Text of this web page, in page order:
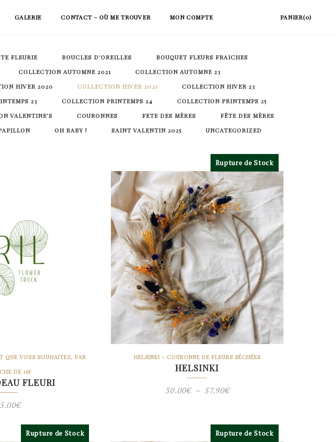
GALERIE CONTACT – OÙ ME TROUVER MON COMPTE PANIER(0)
FLEURIE BOUCLES D'OREILLES
BOUQUET FLEURS FRAICHES
COLLECTION AUTOMNE 2021
COLLECTION AUTOMNE 23
HIVER 2020 COLLECTION HIVER 2021
COLLECTION HIVER 23
23 COLLECTION PRINTEMPS 24
COLLECTION PRINTEMPS 25
VALENTINE'S COURONNES FETE DES MÈRES
FÊTE DES MÈRES
OH BABY ! SAINT VALENTIN 2025 UNCATEGORIZED
QUE VOUS SOUHAITEZ, PAR
DE 15€
FLEURI
€
Rupture de Stock
HELSINKI - COURONNE DE FLEURS SÉCHÉES
HELSINKI
30.00€ – 57.90€Plage
30.00€
Rupture de Stock Rupture de Stock